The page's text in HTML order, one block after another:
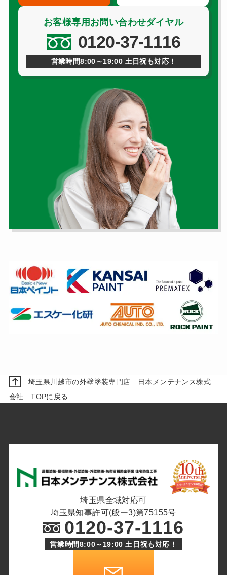
お客様専用お問い合わせダイヤル
0120-37-1116
営業時間8:00～19:00 土日祝も対応！
埼玉県川越市の外壁塗装専門店 日本メンテナンス株式
会社 TOPに戻る
埼玉県全域対応可
埼玉県知事許可(般ー3)第75155号
0120-37-1116
営業時間8:00～19:00 土日祝も対応！